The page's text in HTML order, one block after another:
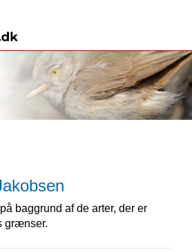
baggrund af de arter, der er
grænser.